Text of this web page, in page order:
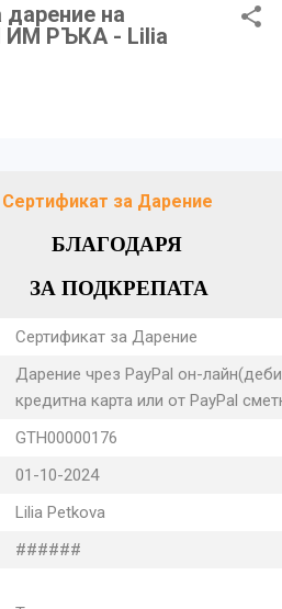
дарение на
РЪКА - Lilia
Сертификат за Дарение
БЛАГОДАРЯ
ЗА ПОДКРЕПАТА
Сертификат за Дарение
Дарение чрез PayPal он-
кредитна карта или от PayPal
GTH00000176
01-10-2024
Lilia Petkova
######